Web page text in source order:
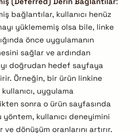
bağlantılar, kullanıcı henüz
yüklememiş olsa bile, linke
önce uygulamanın
sağlar ve ardından
doğrudan hedef sayfaya
Örneğin, bir ürün linkine
uygulama
sonra o ürün sayfasında
yöntem, kullanıcı deneyimini
dönüşüm oranlarını artırır.